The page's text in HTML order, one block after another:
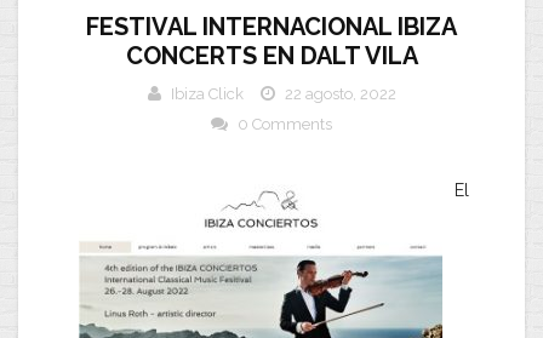
FESTIVAL INTERNACIONAL IBIZA
CONCERTS EN DALT VILA
Ibiza Click
22 agosto, 2022
0 Comments
El